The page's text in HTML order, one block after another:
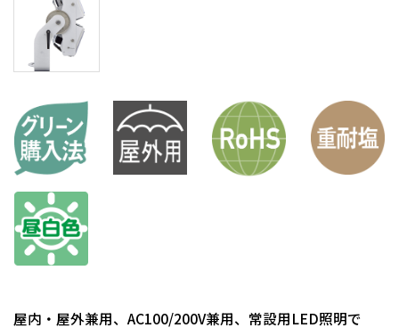
屋内・屋外兼用、AC100/200V兼用、常設用LED照明で